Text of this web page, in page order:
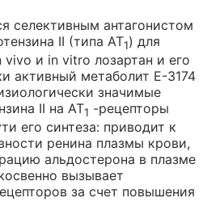
селективным антагонистом
II (типа AT1) для
vivo и in vitro лозартан и его
активный метаболит Е-3174
значимые
II на AT1 -рецепторы
его синтеза: приводит к
ренина плазмы крови,
альдостерона в плазме
вызывает
за счет повышения